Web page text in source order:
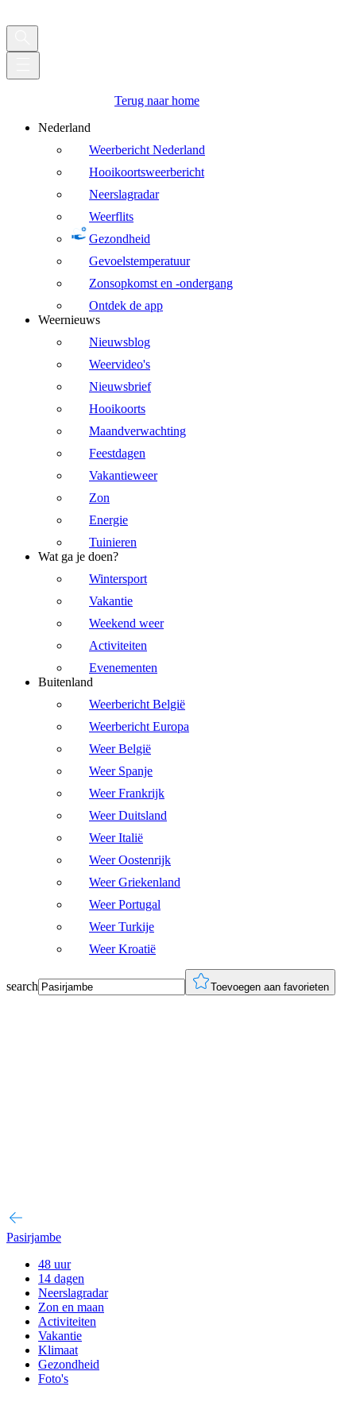
Terug naar home
Nederland
Weerbericht Nederland
Hooikoortsweerbericht
Neerslagradar
Weerflits
Gezondheid
Gevoelstemperatuur
Zonsopkomst en -ondergang
Ontdek de app
Weernieuws
Nieuwsblog
Weervideo's
Nieuwsbrief
Hooikoorts
Maandverwachting
Feestdagen
Vakantieweer
Zon
Energie
Tuinieren
Wat ga je doen?
Wintersport
Vakantie
Weekend weer
Activiteiten
Evenementen
Buitenland
Weerbericht België
Weerbericht Europa
Weer België
Weer Spanje
Weer Frankrijk
Weer Duitsland
Weer Italië
Weer Oostenrijk
Weer Griekenland
Weer Portugal
Weer Turkije
Weer Kroatië
search Toevoegen aan favorieten
Pasirjambe
48 uur
14 dagen
Neerslagradar
Zon en maan
Activiteiten
Vakantie
Klimaat
Gezondheid
Foto's